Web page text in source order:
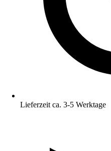
Lieferzeit ca. 3-5 Werktage